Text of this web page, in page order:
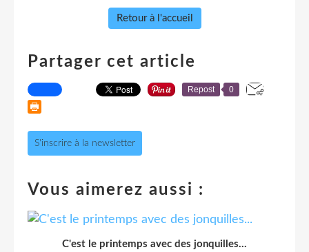
Retour à l'accueil
Partager cet article
Repost 0
S'inscrire à la newsletter
Vous aimerez aussi :
C'est le printemps avec des jonquilles...